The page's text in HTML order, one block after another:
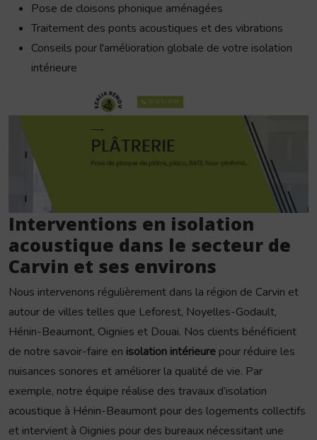
Pose de cloisons phonique aménagées
Traitement des ponts acoustiques et des vibrations
Conseils pour l'amélioration globale de votre isolation
intérieure
Interventions en isolation
acoustique dans le secteur de
Carvin et ses environs
Nous intervenons régulièrement dans la région de Carvin et
autour de villes telles que Leforest, Noyelles-Godault,
Hénin-Beaumont, Oignies et Douai. Nos clients bénéficient
de notre savoir-faire en isolation intérieure pour réduire les
nuisances sonores et améliorer la qualité de vie. Par
exemple, notre équipe réalise des travaux d’isolation
acoustique à Hénin-Beaumont pour des logements collectifs
et intervient à Oignies pour des bureaux nécessitant une